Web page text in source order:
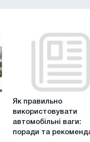
Як
правильно
використовувати
ваги:
Як правильно
використовувати
автомобільні ваги: ​​
поради та